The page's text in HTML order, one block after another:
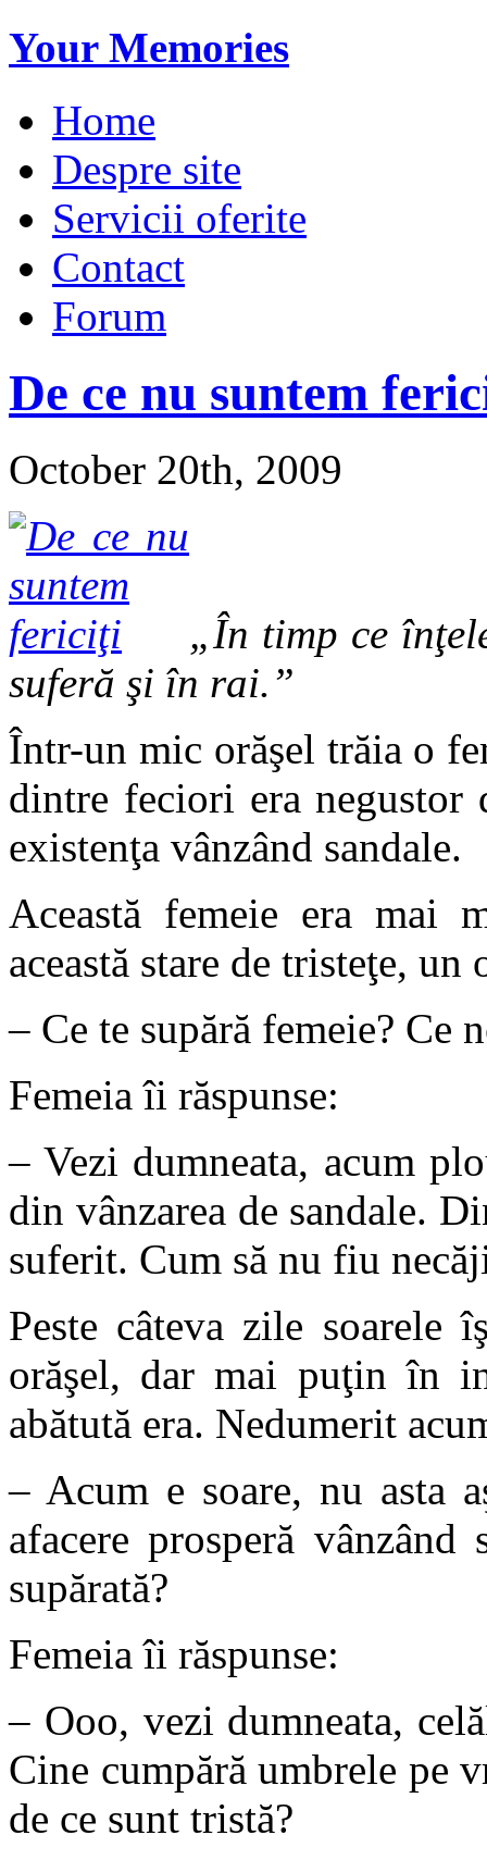
Your Memories
Home
Despre site
Servicii oferite
Contact
Forum
De ce nu suntem
October 20th, 2009
„În timp ce
suferă şi în rai.”
Într-un mic orăşel trăia o
dintre feciori era negustor
existenţa vânzând sandale.
Această femeie era mai
această stare de tristeţe,
– Ce te supără femeie? Ce
Femeia îi răspunse:
– Vezi dumneata, acum
din vânzarea de sandale.
suferit. Cum să nu fiu
Peste câteva zile soarele
orăşel, dar mai puţin în
abătută era. Nedumerit
– Acum e soare, nu asta
afacere prosperă
supărată?
Femeia îi răspunse:
– Ooo, vezi dumneata,
Cine cumpără umbrele pe
de ce sunt tristă?